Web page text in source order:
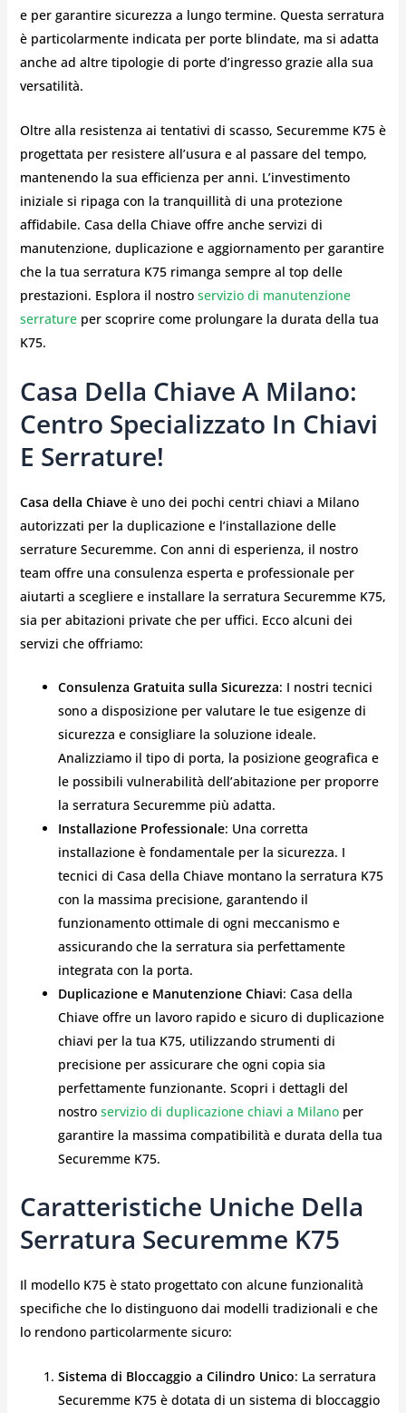
e per garantire sicurezza a lungo termine. Questa serratura
è particolarmente indicata per porte blindate, ma si adatta
anche ad altre tipologie di porte d’ingresso grazie alla sua
versatilità.
Oltre alla resistenza ai tentativi di scasso, Securemme K75 è
progettata per resistere all’usura e al passare del tempo,
mantenendo la sua efficienza per anni. L’investimento
iniziale si ripaga con la tranquillità di una protezione
affidabile. Casa della Chiave offre anche servizi di
manutenzione, duplicazione e aggiornamento per garantire
che la tua serratura K75 rimanga sempre al top delle
prestazioni. Esplora il nostro servizio di manutenzione
serratureper scoprire come prolungare la durata della tua
K75.
Casa Della Chiave A Milano:
Centro Specializzato In Chiavi
E Serrature!
Casa della Chiaveè uno dei pochi centri chiavi a Milano
autorizzati per la duplicazione e l’installazione delle
serrature Securemme. Con anni di esperienza, il nostro
team offre una consulenza esperta e professionale per
aiutarti a scegliere e installare la serratura Securemme K75,
sia per abitazioni private che per uffici. Ecco alcuni dei
servizi che offriamo:
Consulenza Gratuita sulla Sicurezza: I nostri tecnici
sono a disposizione per valutare le tue esigenze di
sicurezza e consigliare la soluzione ideale.
Analizziamo il tipo di porta, la posizione geografica e
le possibili vulnerabilità dell’abitazione per proporre
la serratura Securemme più adatta.
Installazione Professionale: Una corretta
installazione è fondamentale per la sicurezza. I
tecnici di Casa della Chiave montano la serratura K75
con la massima precisione, garantendo il
funzionamento ottimale di ogni meccanismo e
assicurando che la serratura sia perfettamente
integrata con la porta.
Duplicazione e Manutenzione Chiavi: Casa della
Chiave offre un lavoro rapido e sicuro di duplicazione
chiavi per la tua K75, utilizzando strumenti di
precisione per assicurare che ogni copia sia
perfettamente funzionante. Scopri i dettagli del
nostro servizio di duplicazione chiavi a Milanoper
garantire la massima compatibilità e durata della tua
Securemme K75.
Caratteristiche Uniche Della
Serratura Securemme K75
Il modello K75 è stato progettato con alcune funzionalità
specifiche che lo distinguono dai modelli tradizionali e che
lo rendono particolarmente sicuro:
Sistema di Bloccaggio a Cilindro Unico: La serratura
Securemme K75 è dotata di un sistema di bloccaggio